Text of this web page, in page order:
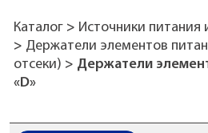
Каталог> Источники питания
> Держатели элементов
отсеки) > Держатели
«D»